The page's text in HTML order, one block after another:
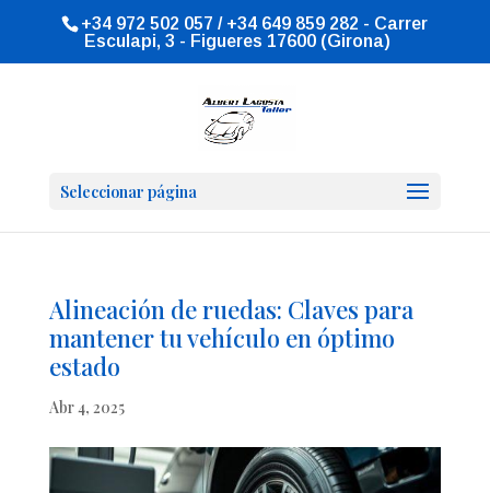
+34 972 502 057 / +34 649 859 282 - Carrer
Esculapi, 3 - Figueres 17600 (Girona)
Seleccionar página
Alineación de ruedas: Claves para
mantener tu vehículo en óptimo
estado
Abr 4, 2025